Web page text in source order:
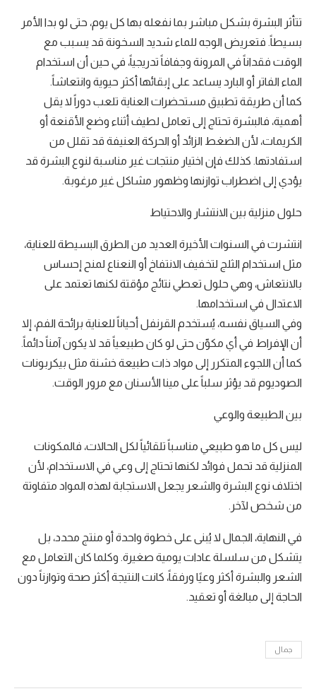
تتأثر البشرة بشكل مباشر بما نفعله بها كل يوم، حتى لو بدا الأمر
بسيطاً. فتعريض الوجه للماء شديد السخونة قد يسبب مع
الوقت فقداناً في المرونة وجفافاً تدريجياً، في حين أن استخدام
الماء الفاتر أو البارد يساعد على إبقائها أكثر حيوية وانتعاشاً.
كما أن طريقة تطبيق مستحضرات العناية تلعب دوراً لا يقل
أهمية، فالبشرة تحتاج إلى تعامل لطيف أثناء وضع الأقنعة أو
الكريمات، لأن الضغط الزائد أو الحركة العنيفة قد تقلل من
استفادتها. كذلك فإن اختيار منتجات غير مناسبة لنوع البشرة قد
يؤدي إلى اضطراب توازنها وظهور مشاكل غير مرغوبة.
حلول منزلية بين الانتشار والاحتياط
انتشرت في السنوات الأخيرة العديد من الطرق البسيطة للعناية،
مثل استخدام الثلج لتخفيف الانتفاخ أو النعناع لمنح إحساس
بالانتعاش، وهي حلول تعطي نتائج مؤقتة لكنها تعتمد على
الاعتدال في استخدامها.
وفي السياق نفسه، يُستخدم القرنفل أحياناً للعناية برائحة الفم، إلا
أن الإفراط في أي مكوّن حتى لو كان طبيعياً قد لا يكون آمناً دائماً.
كما أن اللجوء المتكرر إلى مواد ذات طبيعة خشنة مثل بيكربونات
الصوديوم قد يؤثر سلباً على مينا الأسنان مع مرور الوقت.
بين الطبيعة والوعي
ليس كل ما هو طبيعي مناسباً تلقائياً لكل الحالات، فالمكونات
المنزلية قد تحمل فوائد لكنها تحتاج إلى وعي في الاستخدام، لأن
اختلاف نوع البشرة والشعر يجعل الاستجابة لهذه المواد متفاوتة
من شخص لآخر.
في النهاية، الجمال لا يُبنى على خطوة واحدة أو منتج محدد، بل
يتشكل من سلسلة عادات يومية صغيرة. وكلما كان التعامل مع
الشعر والبشرة أكثر وعيًا ورفقاً، كانت النتيجة أكثر صحة وتوازناً دون
الحاجة إلى مبالغة أو تعقيد.
جمال